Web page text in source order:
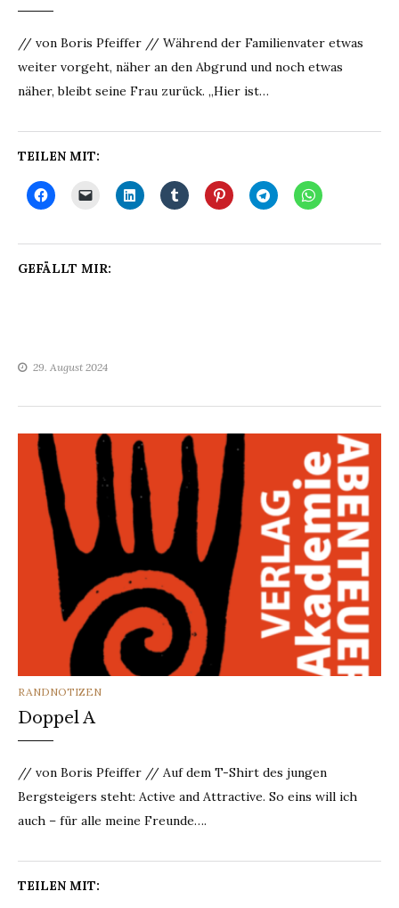
// von Boris Pfeiffer // Während der Familienvater etwas
weiter vorgeht, näher an den Abgrund und noch etwas
näher, bleibt seine Frau zurück. „Hier ist…
TEILEN MIT:
GEFÄLLT MIR:
29. August 2024
CATEGORIES
RANDNOTIZEN
Doppel A
// von Boris Pfeiffer // Auf dem T-Shirt des jungen
Bergsteigers steht: Active and Attractive. So eins will ich
auch – für alle meine Freunde….
TEILEN MIT: